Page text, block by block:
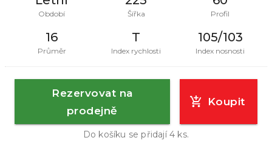
Období Šířka Profil
16
Průměr
T
Index rychlosti
105/103
Index nosnosti
Rezervovat na
prodejně
Koupit
Do košíku se přidají4 ks.